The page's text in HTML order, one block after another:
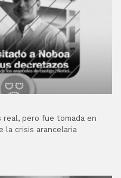
real, pero fue tomada en
la crisis arancelaria